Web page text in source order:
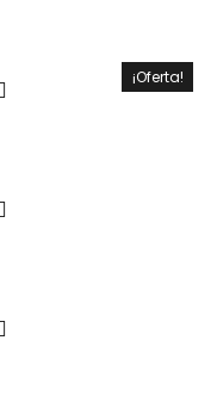
¡Oferta!